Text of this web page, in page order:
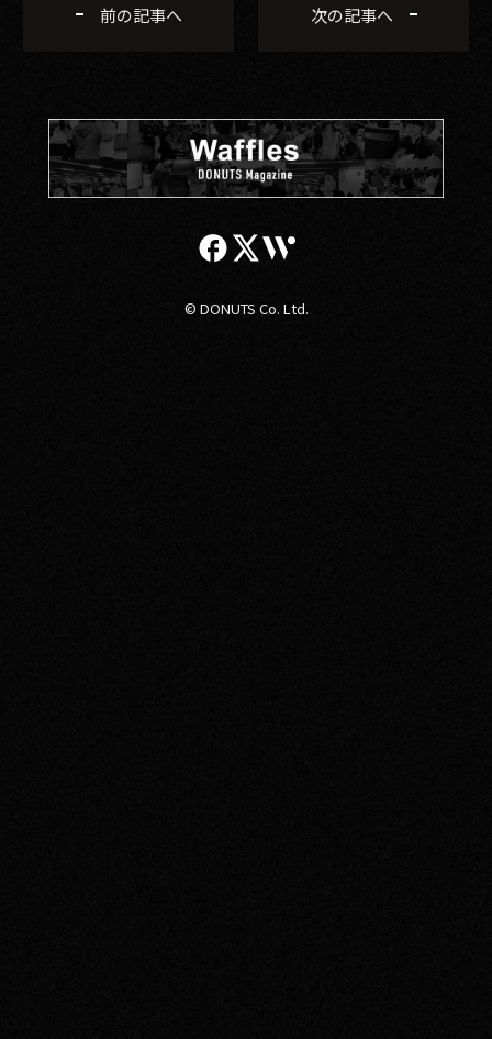
前の記事へ 次の記事へ
© DONUTS Co. Ltd.